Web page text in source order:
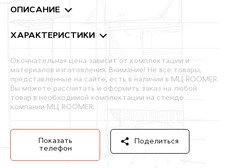
ОПИСАНИЕ
ХАРАКТЕРИСТИКИ
Окончательная цена зависит от комплектации и
материалов изготовления. Внимание! Не все товары,
представленные на сайте, есть в наличии в МЦ ROOMER.
Вы можете рассчитать и оформить заказ на любой
товар в необходимой комплектации на стенде
компании МЦ ROOMER.
Показать
телефон
Поделиться